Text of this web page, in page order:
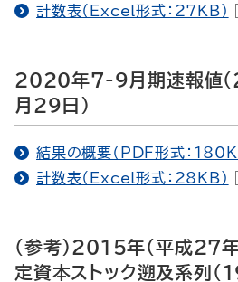
計数表（Excel形式：27KB）
2020年7-9月期速報値（
月29日）
結果の概要（PDF形式：
計数表（Excel形式：28KB）
(参考)2015年（平成27年
定資本ストック遡及系列